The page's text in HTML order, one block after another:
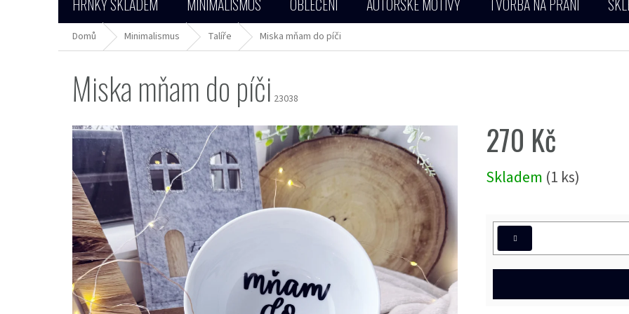
HRNKY SKLADEM MINIMALISMUS OBLEČENÍ AUTORSKÉ MOTIVY TVORBA NA PŘÁNÍ
Domů Minimalismus Talíře Miska mňam do píči
Miska mňam do píči 23038
270 Kč
cena:
Skladem (1 ks)